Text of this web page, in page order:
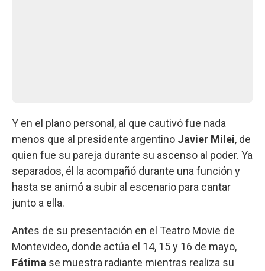
Y en el plano personal, al que cautivó fue nada
menos que al presidente argentino Javier Milei, de
quien fue su pareja durante su ascenso al poder. Ya
separados, él la acompañó durante una función y
hasta se animó a subir al escenario para cantar
junto a ella.
Antes de su presentación en el Teatro Movie de
Montevideo, donde actúa el 14, 15 y 16 de mayo,
Fátima se muestra radiante mientras realiza su